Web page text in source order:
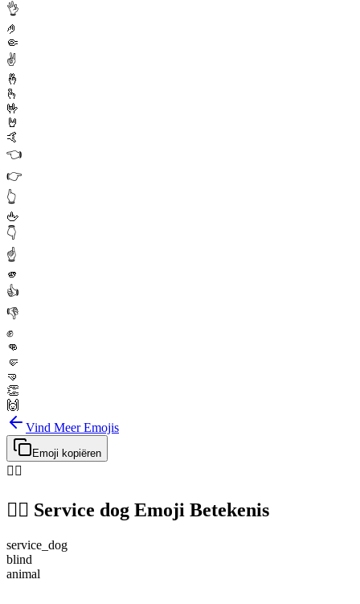
👌
🤌
🤏
✌️
🤞
🫰
🤟
🤘
🤙
👈
👉
👆
🖕
👇
☝️
🫵
👍
👎
✊
👊
🤛
🤜
👏
🙌
Vind Meer Emojis
Emoji kopiëren
🐕‍🦺
🐕‍🦺 Service dog Emoji Betekenis
service_dog
blind
animal